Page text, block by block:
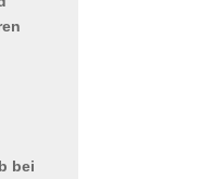
bei